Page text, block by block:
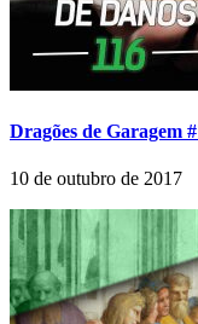
Dragões de Garagem
10 de outubro de 2017